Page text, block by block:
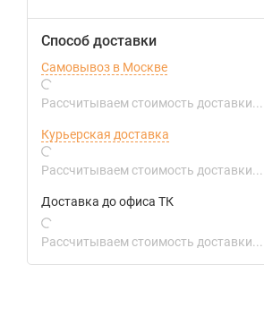
Способ доставки
Самовывоз в Москве
Рассчитываем стоимость доставки...
Курьерская доставка
Рассчитываем стоимость доставки...
Доставка до офиса ТК
Рассчитываем стоимость доставки...